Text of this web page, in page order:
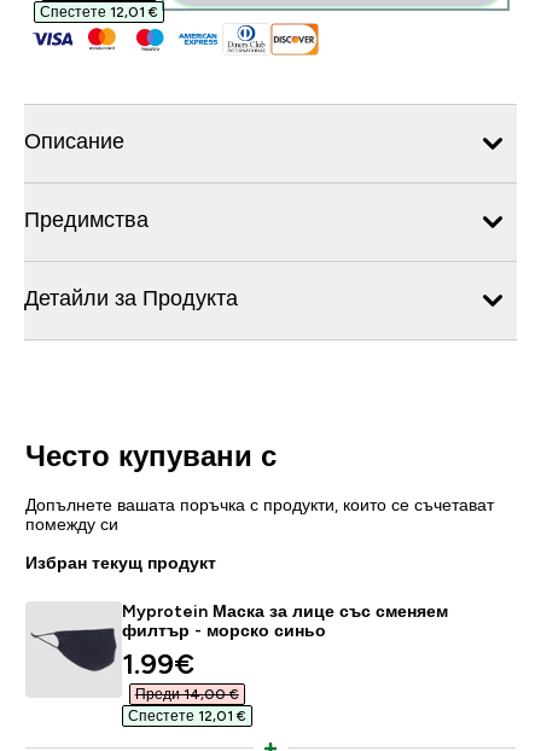
Спестете 12,01 €‎
Описание
Предимства
Детайли за Продукта
Често купувани с
Допълнете вашата поръчка с продукти, които се съчетават
помежду си
Избран текущ продукт
Myprotein Маска за лице със сменяем
филтър - морско синьо
discounted price
1.99€‎
Преди 14,00 €‎
Спестете 12,01 €‎